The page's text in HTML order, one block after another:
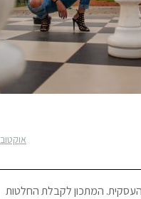
אוקטובר 11,
המתכון לקבלת החלטות